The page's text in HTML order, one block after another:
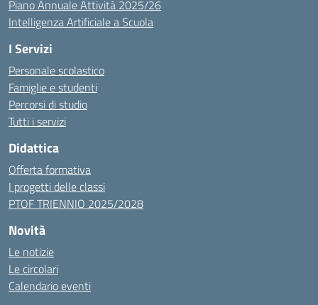
Piano Annuale Attività 2025/26
Intelligenza Artificiale a Scuola
I Servizi
Personale scolastico
Famiglie e studenti
Percorsi di studio
Tutti i servizi
Didattica
Offerta formativa
I progetti delle classi
PTOF TRIENNIO 2025/2028
Novità
Le notizie
Le circolari
Calendario eventi